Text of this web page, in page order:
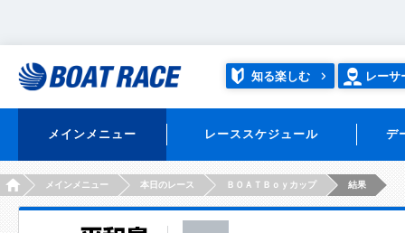
知る楽しむ レーサ
メインメニュー レーススケジュール デ
HOMEメインメニュー 本日のレース ＢＯＡＴＢｏｙカップ 結果